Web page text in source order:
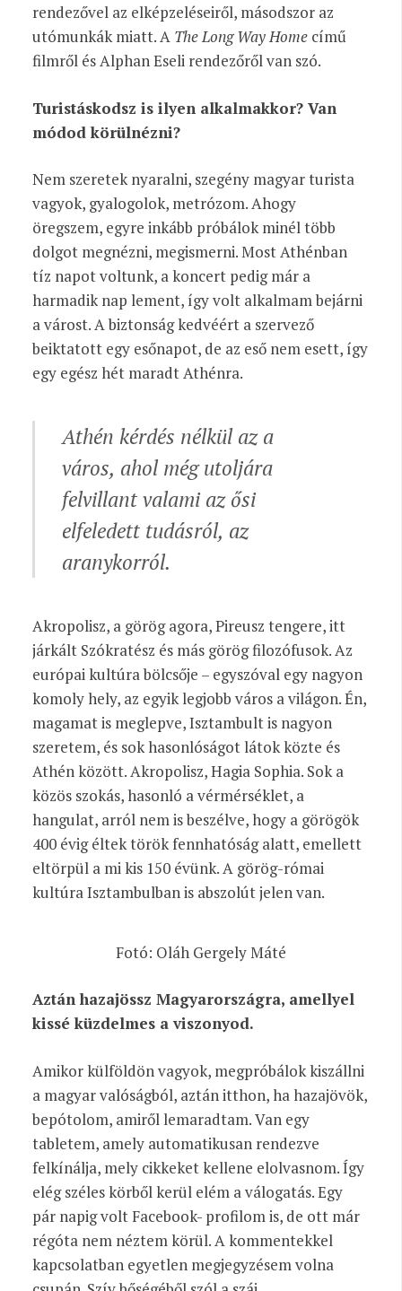
rendezővel az elképzeléseiről, másodszor az
utómunkák miatt. A The Long Way Homecímű
filmről és Alphan Eseli rendezőről van szó.
Turistáskodsz is ilyen alkalmakkor? Van
módod körülnézni?
Nem szeretek nyaralni, szegény magyar turista
vagyok, gyalogolok, metrózom. Ahogy
öregszem, egyre inkább próbálok minél több
dolgot megnézni, megismerni. Most Athénban
tíz napot voltunk, a koncert pedig már a
harmadik nap lement, így volt alkalmam bejárni
a várost. A biztonság kedvéért a szervező
beiktatott egy esőnapot, de az eső nem esett, így
egy egész hét maradt Athénra.
Athén kérdés nélkül az a
város, ahol még utoljára
felvillant valami az ősi
elfeledett tudásról, az
aranykorról.
Akropolisz, a görög agora, Pireusz tengere, itt
járkált Szókratész és más görög filozófusok. Az
európai kultúra bölcsője – egyszóval egy nagyon
komoly hely, az egyik legjobb város a világon. Én,
magamat is meglepve, Isztambult is nagyon
szeretem, és sok hasonlóságot látok közte és
Athén között. Akropolisz, Hagia Sophia. Sok a
közös szokás, hasonló a vérmérséklet, a
hangulat, arról nem is beszélve, hogy a görögök
400 évig éltek török fennhatóság alatt, emellett
eltörpül a mi kis 150 évünk. A görög-római
kultúra Isztambulban is abszolút jelen van.
Fotó: Oláh Gergely Máté
Aztán hazajössz Magyarországra, amellyel
kissé küzdelmes a viszonyod.
Amikor külföldön vagyok, megpróbálok kiszállni
a magyar valóságból, aztán itthon, ha hazajövök,
bepótolom, amiről lemaradtam. Van egy
tabletem, amely automatikusan rendezve
felkínálja, mely cikkeket kellene elolvasnom. Így
elég széles körből kerül elém a válogatás. Egy
pár napig volt Facebook- profilom is, de ott már
régóta nem néztem körül. A kommentekkel
kapcsolatban egyetlen megjegyzésem volna